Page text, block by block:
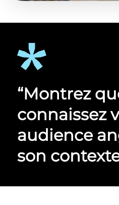
“Montrez
connaissez
audience
son